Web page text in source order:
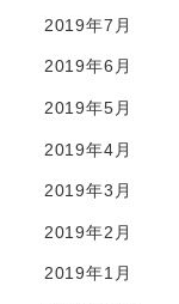
2019年7月
2019年6月
2019年5月
2019年4月
2019年3月
2019年2月
2019年1月